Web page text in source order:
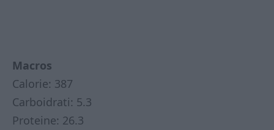
Macros
Calorie: 387
Carboidrati: 5.3
Proteine: 26.3